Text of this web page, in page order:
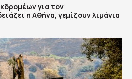
για τον
η Αθήνα, γεμίζουν λιμάνια